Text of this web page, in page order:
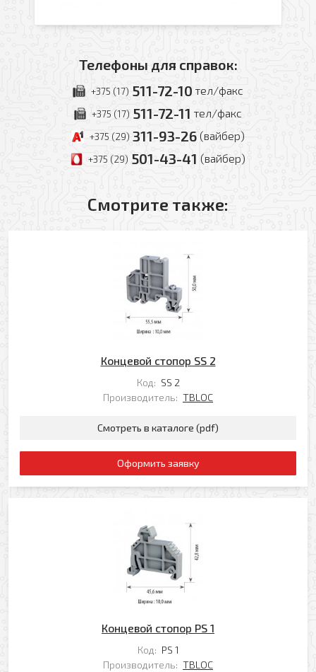
Телефоны для справок:
+375 (17) 511-72-10 тел/факс
+375 (17) 511-72-11 тел/факс
+375 (29) 311-93-26 (вайбер)
+375 (29) 501-43-41 (вайбер)
Смотрите также:
Концевой стопор SS 2
Код: SS 2
Производитель: TBLOC
Смотреть в каталоге (pdf)
Оформить заявку
Концевой стопор PS 1
Код: PS 1
Производитель: TBLOC
Комментарий
персональных данных в соответствии с
Политикой обработки персональных данных
* — поля, обязательные для заполнения
Ваш e-mail
Прикрепить файл
Добавить файл
Комментарий к заказу
Согласен(-на) на получение рассылки
Я даю свое согласие на обработку моих
персональных данных в соответствии с